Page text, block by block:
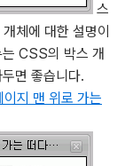
스
체에 대한 설명이
CSS의 박스 개
면 좋습니다.
지 맨 위로 가는